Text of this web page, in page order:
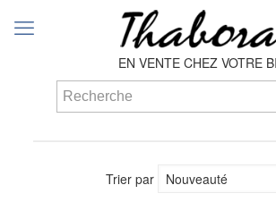
EN VENTE CHEZ VOTRE
Trier par